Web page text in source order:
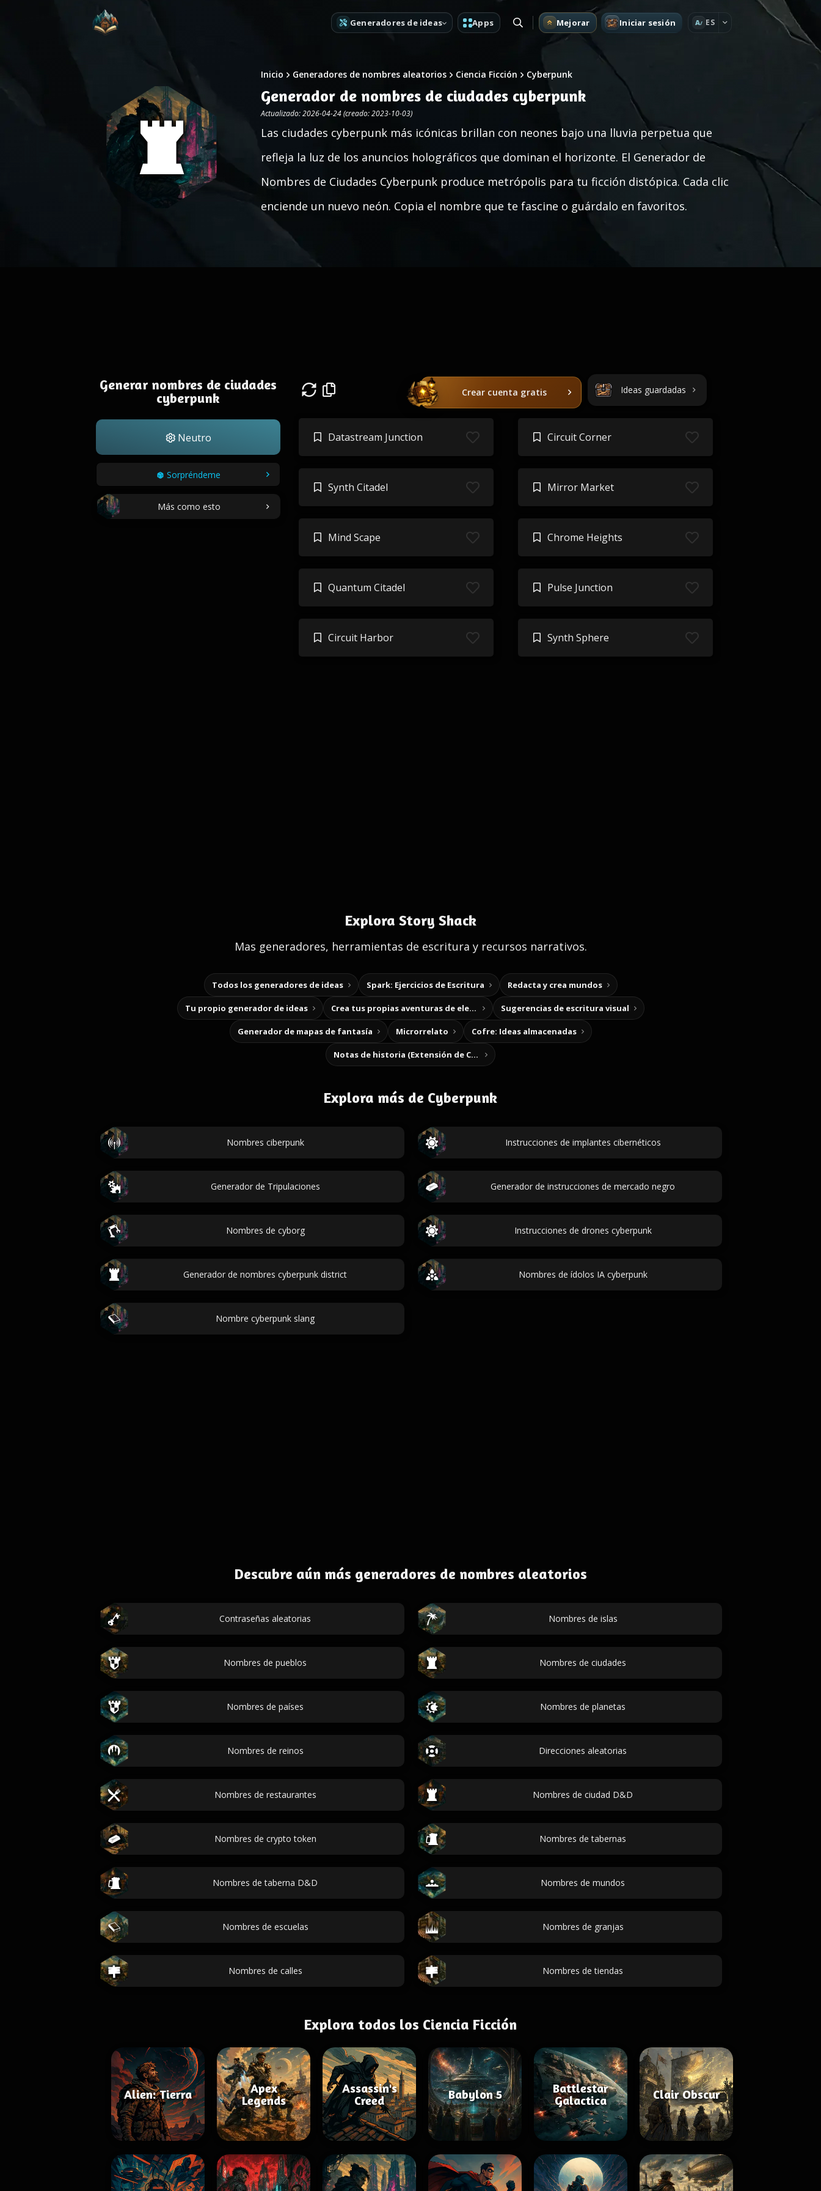
Generadores de ideas Apps Mejorar Iniciar sesión A ES
Inicio Generadores de nombres aleatorios Ciencia Ficción Cyberpunk
Generador de nombres de ciudades cyberpunk
Actualizado: 2026-04-24 (creado: 2023-10-03)
Las ciudades cyberpunk más icónicas brillan con neones bajo una lluvia perpetua que
refleja la luz de los anuncios holográficos que dominan el horizonte. El Generador de
Nombres de Ciudades Cyberpunk produce metrópolis para tu ficción distópica. Cada clic
enciende un nuevo neón. Copia el nombre que te fascine o guárdalo en favoritos.
Generar nombres de ciudades
cyberpunk
Neutro
Sorpréndeme
Más como esto
Crear cuenta gratis Ideas guardadas
Datastream Junction Circuit Corner
Synth Citadel Mirror Market
Mind Scape Chrome Heights
Quantum Citadel Pulse Junction
Circuit Harbor Synth Sphere
Explora Story Shack
Mas generadores, herramientas de escritura y recursos narrativos.
Todos los generadores de ideas Spark: Ejercicios de Escritura Redacta y crea mundos
Tu propio generador de ideas Crea tus propias aventuras de elección Sugerencias de escritura visual
Generador de mapas de fantasía Microrrelato Cofre: Ideas almacenadas
Notas de historia (Extensión de Chrome)
Explora más de Cyberpunk
Nombres ciberpunk Instrucciones de implantes cibernéticos
Generador de Tripulaciones Generador de instrucciones de mercado negro
Nombres de cyborg Instrucciones de drones cyberpunk
Generador de nombres cyberpunk district Nombres de ídolos IA cyberpunk
Nombre cyberpunk slang
Descubre aún más generadores de nombres aleatorios
Contraseñas aleatorias Nombres de islas
Nombres de pueblos Nombres de ciudades
Nombres de países Nombres de planetas
Nombres de reinos Direcciones aleatorias
Nombres de restaurantes Nombres de ciudad D&D
Nombres de crypto token Nombres de tabernas
Nombres de taberna D&D Nombres de mundos
Nombres de escuelas Nombres de granjas
Nombres de calles Nombres de tiendas
Explora todos los Ciencia Ficción
Alien: Tierra
Apex
Legends
Assassin's
Creed
Babylon 5
Battlestar
Galactica
Clair Obscur